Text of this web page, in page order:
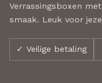
Verrassingsboxen
smaak. Leuk voor
✓ Veilige betaling